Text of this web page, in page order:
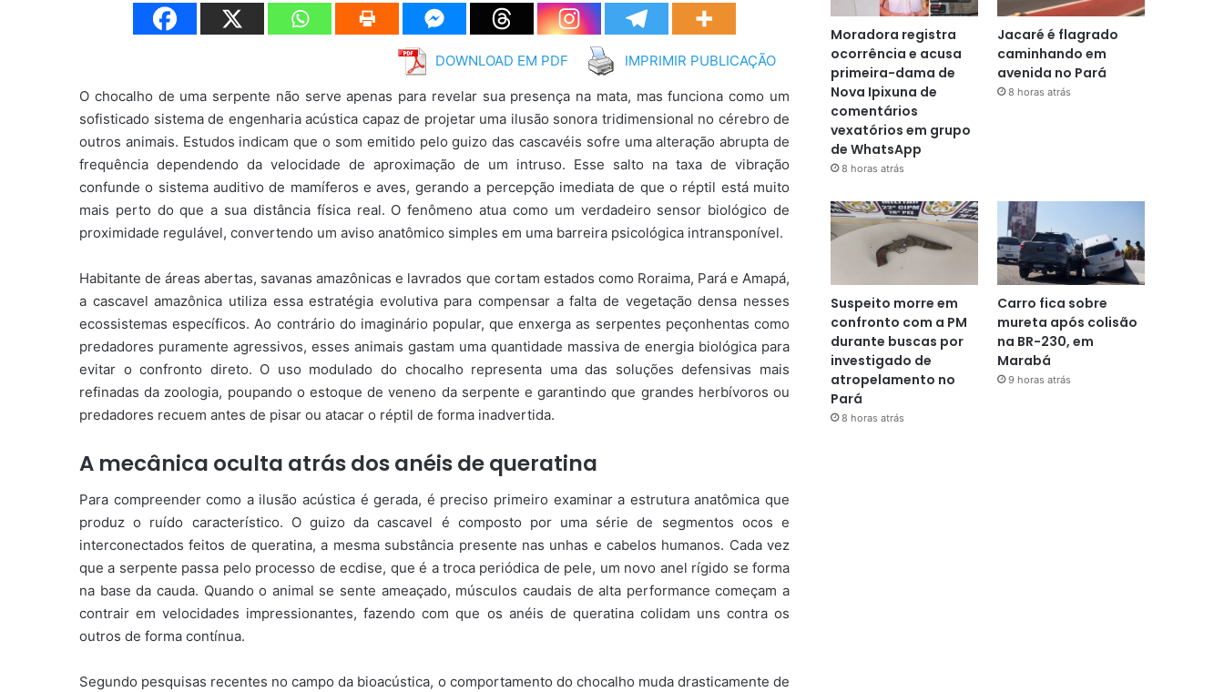
DOWNLOAD EM PDF IMPRIMIR PUBLICAÇÃO
O chocalho de uma serpente não serve apenas para revelar sua presença na mata, mas funciona como um
sofisticado sistema de engenharia acústica capaz de projetar uma ilusão sonora tridimensional no cérebro de
outros animais. Estudos indicam que o som emitido pelo guizo das cascavéis sofre uma alteração abrupta de
frequência dependendo da velocidade de aproximação de um intruso. Esse salto na taxa de vibração
confunde o sistema auditivo de mamíferos e aves, gerando a percepção imediata de que o réptil está muito
mais perto do que a sua distância física real. O fenômeno atua como um verdadeiro sensor biológico de
proximidade regulável, convertendo um aviso anatômico simples em uma barreira psicológica intransponível.
Habitante de áreas abertas, savanas amazônicas e lavrados que cortam estados como Roraima, Pará e Amapá,
a cascavel amazônica utiliza essa estratégia evolutiva para compensar a falta de vegetação densa nesses
ecossistemas específicos. Ao contrário do imaginário popular, que enxerga as serpentes peçonhentas como
predadores puramente agressivos, esses animais gastam uma quantidade massiva de energia biológica para
evitar o confronto direto. O uso modulado do chocalho representa uma das soluções defensivas mais
refinadas da zoologia, poupando o estoque de veneno da serpente e garantindo que grandes herbívoros ou
predadores recuem antes de pisar ou atacar o réptil de forma inadvertida.
A mecânica oculta atrás dos anéis de queratina
Para compreender como a ilusão acústica é gerada, é preciso primeiro examinar a estrutura anatômica que
produz o ruído característico. O guizo da cascavel é composto por uma série de segmentos ocos e
interconectados feitos de queratina, a mesma substância presente nas unhas e cabelos humanos. Cada vez
que a serpente passa pelo processo de ecdise, que é a troca periódica de pele, um novo anel rígido se forma
na base da cauda. Quando o animal se sente ameaçado, músculos caudais de alta performance começam a
contrair em velocidades impressionantes, fazendo com que os anéis de queratina colidam uns contra os
outros de forma contínua.
Segundo pesquisas recentes no campo da bioacústica, o comportamento do chocalho muda drasticamente de
Moradora registra
ocorrência e acusa
primeira-dama de
Nova Ipixuna de
comentários
vexatórios em grupo
de WhatsApp
8 horas atrás
Jacaré é flagrado
caminhando em
avenida no Pará
8 horas atrás
Suspeito morre em
confronto com a PM
durante buscas por
investigado de
atropelamento no
Pará
8 horas atrás
Carro fica sobre
mureta após colisão
na BR-230, em
Marabá
9 horas atrás